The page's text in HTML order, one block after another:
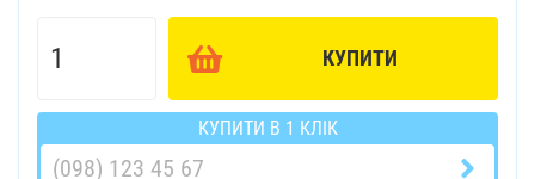
КУПИТИ
КУПИТИ В 1 КЛІК